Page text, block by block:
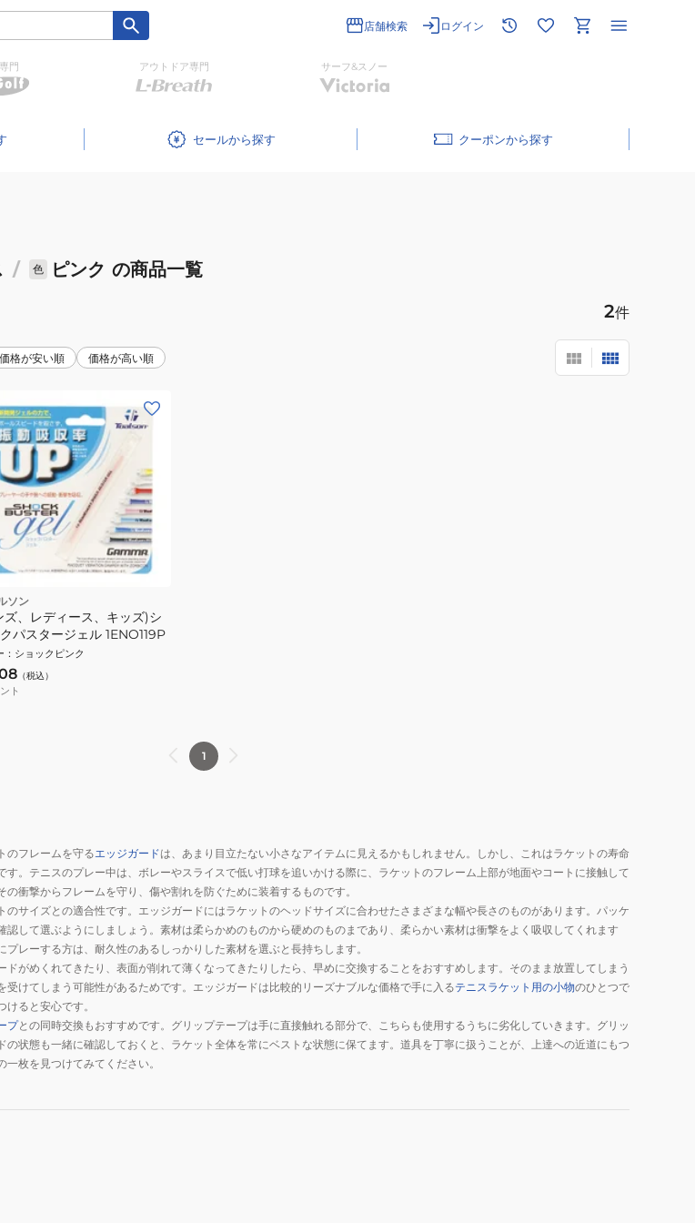
店舗検索 ログイン
門 アウトドア専門 サーフ&スノー
セール クーポン
/ 色 ピンク の商品一覧
2件
価格が安い順 価格が高い順
ソン
ズ、レディース、キッズ)シ
パスタージェル 1ENO119P
： ショックピンク
（税込）
ト
1
のフレームを守るエッジガードは、あまり目立たない小さなアイテムに見えるかもしれません。しかし、これはラケットの寿命
す。テニスのプレー中は、ボレーやスライスで低い打球を追いかける際に、ラケットのフレーム上部が地面やコートに接触して
衝撃からフレームを守り、傷や割れを防ぐために装着するものです。
サイズとの適合性です。エッジガードにはラケットのヘッドサイズに合わせたさまざまな幅や長さのものがあります。パッケ
認して選ぶようにしましょう。素材は柔らかめのものから硬めのものまであり、柔らかい素材は衝撃をよく吸収してくれます
レーする方は、耐久性のあるしっかりした素材を選ぶと長持ちします。
がめくれてきたり、表面が削れて薄くなってきたりしたら、早めに交換することをおすすめします。そのまま放置してしまう
受けてしまう可能性があるためです。エッジガードは比較的リーズナブルな価格で手に入るテニスラケット用の小物のひとつで
ると安心です。
プとの同時交換もおすすめです。グリップテープは手に直接触れる部分で、こちらも使用するうちに劣化していきます。グリッ
の状態も一緒に確認しておくと、ラケット全体を常にベストな状態に保てます。道具を丁寧に扱うことが、上達への近道にもつ
枚を見つけてみてください。